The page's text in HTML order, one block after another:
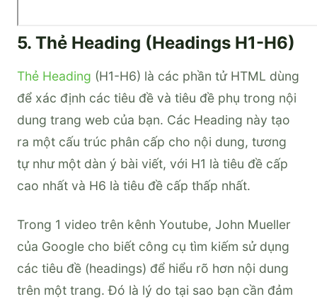
5. Thẻ Heading (Headings H1-H6)
Thẻ Heading (H1-H6) là các phần tử HTML dùng
để xác định các tiêu đề và tiêu đề phụ trong nội
dung trang web của bạn. Các Heading này tạo
ra một cấu trúc phân cấp cho nội dung, tương
tự như một dàn ý bài viết, với H1 là tiêu đề cấp
cao nhất và H6 là tiêu đề cấp thấp nhất.
Trong 1 video trên kênh Youtube, John Mueller
của Google cho biết công cụ tìm kiếm sử dụng
các tiêu đề (headings) để hiểu rõ hơn nội dung
trên một trang. Đó là lý do tại sao bạn cần đảm